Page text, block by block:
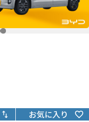
お気に入り